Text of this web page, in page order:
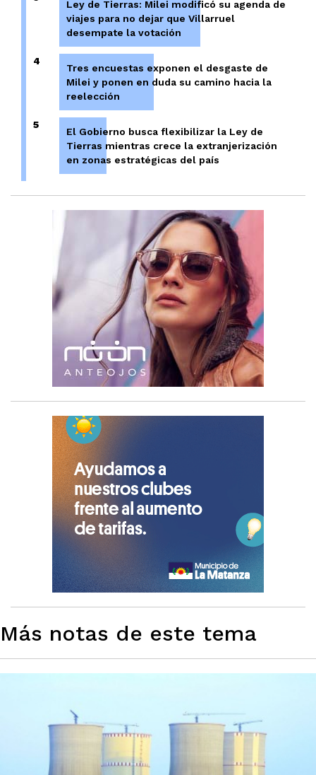
Ley de Tierras: Milei modificó su agenda de
viajes para no dejar que Villarruel
desempate la votación
4
Tres encuestas exponen el desgaste de
Milei y ponen en duda su camino hacia la
reelección
5
El Gobierno busca flexibilizar la Ley de
Tierras mientras crece la extranjerización
en zonas estratégicas del país
Más notas de este tema